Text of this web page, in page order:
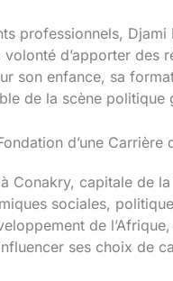
professionnels,
d’apporter des
son enfance, sa
de la scène politique
d’une Carrière
Conakry, capitale de
sociales,
de
ses choix de